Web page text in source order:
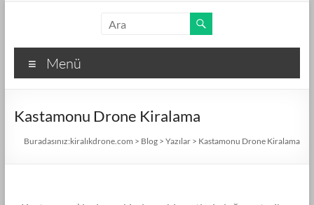
Menü
Kastamonu Drone Kiralama
Buradasınız:kiralıkdrone.com > Blog >Yazılar > Kastamonu Drone Kiralama